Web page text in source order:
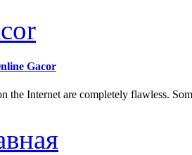
Gacor
the Internet are completely flawless.